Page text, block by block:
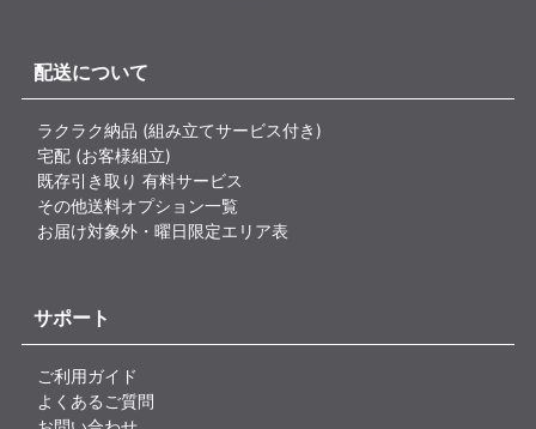
配送について
ラクラク納品 (組み立てサービス付き)
宅配 (お客様組立)
既存引き取り 有料サービス
その他送料オプション一覧
お届け対象外・曜日限定エリア表
サポート
ご利用ガイド
よくあるご質問